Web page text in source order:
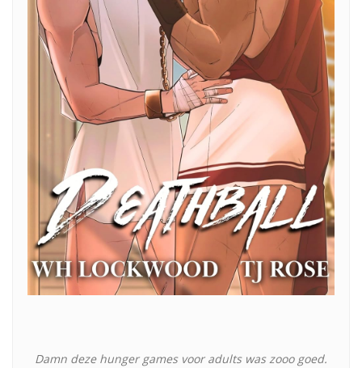
Damn deze hunger games voor adults was zooo goed.